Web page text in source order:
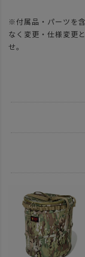
※付属品・パーツを
なく変更・仕様変更
せ。